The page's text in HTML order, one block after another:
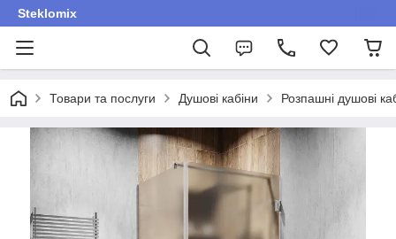
Steklomix
Товари та послуги Душові кабіни Розпашні душові